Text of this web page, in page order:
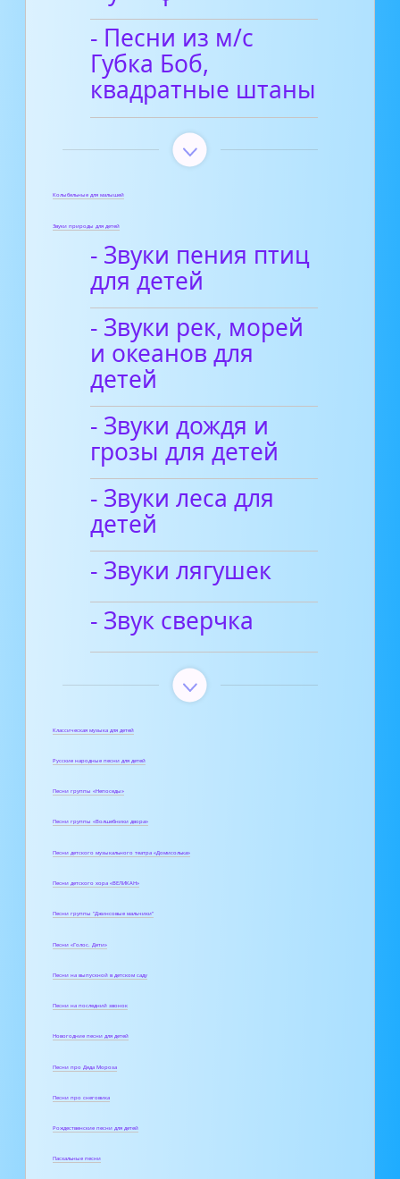
- Песни из м/с
Губка Боб,
квадратные штаны
Колыбельные для малышей
Звуки природы для детей
- Звуки пения птиц
для детей
- Звуки рек, морей
и океанов для
детей
- Звуки дождя и
грозы для детей
- Звуки леса для
детей
- Звуки лягушек
- Звук сверчка
Классическая музыка для детей
Русские народные песни для детей
Песни группы «Непоседы»
Песни группы «Волшебники двора»
Песни детского музыкального театра «Домисолька»
Песни детского хора «ВЕЛИКАН»
Песни группы "Джинсовые мальчики"
Песни «Голос. Дети»
Песни на выпускной в детском саду
Песни на последний звонок
Новогодние песни для детей
Песни про Деда Мороза
Песни про снеговика
Рождественские песни для детей
Пасхальные песни